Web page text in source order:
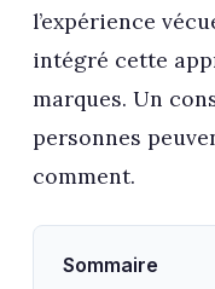
l’expérience
intégré cette
marques. Un
personnes
comment.
Sommaire